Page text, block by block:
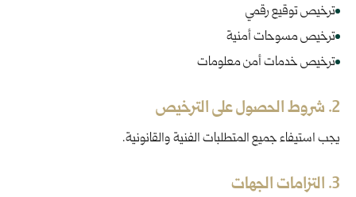
ترخيص توقيع رقمي
ترخيص مسوحات أمنية
ترخيص خدمات أمن معلومات
2. شروط الحصول على الترخيص
يجب استيفاء جميع المتطلبات الفنية والقانونية.
3. التزامات الجهات